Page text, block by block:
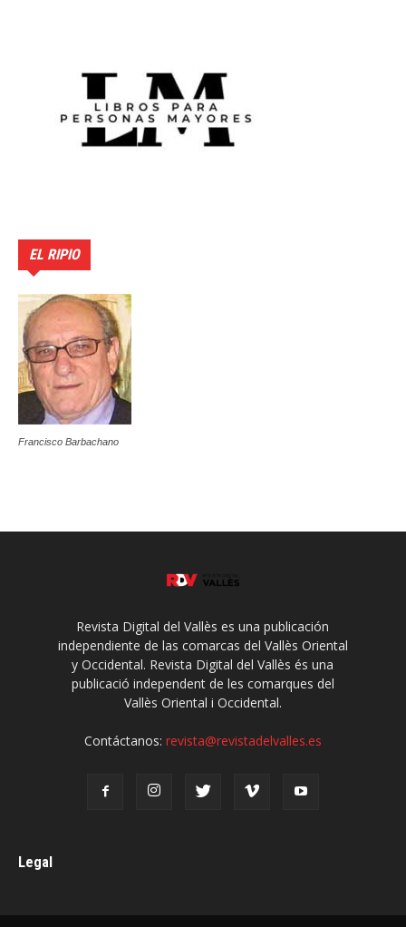
EL RIPIO
Francisco Barbachano
Revista Digital del Vallès es una publicación
independiente de las comarcas del Vallès Oriental
y Occidental. Revista Digital del Vallès és una
publicació independent de les comarques del
Vallès Oriental i Occidental.
Contáctanos: revista@revistadelvalles.es
Legal